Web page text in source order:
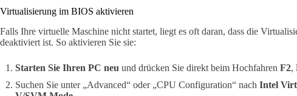
Virtualisierung im BIOS aktivieren
Falls Ihre virtuelle Maschine nicht startet, liegt es oft daran, dass die
deaktiviert ist. So aktivieren Sie sie:
Starten Sie Ihren PC neu und drücken Sie direkt beim Hochfahren F2,
Suchen Sie unter „Advanced“ oder „CPU Configuration“ nach Intel